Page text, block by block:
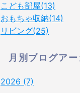
こども部屋(13)
おもちゃ収納(14)
リビング(25)
月別ブログア
2026 (7)